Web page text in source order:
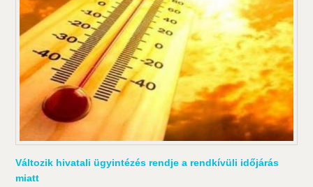
Változik hivatali ügyintézés rendje a rendkívüli időjárás
miatt